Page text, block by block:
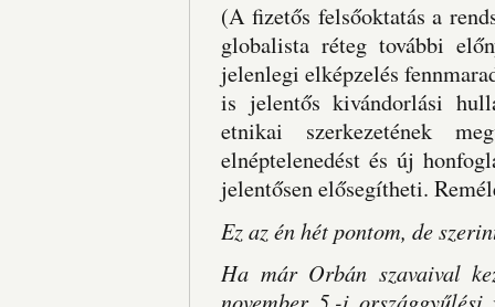
(A fizetős felsőoktatás a
globalista réteg további
jelenlegi elképzelés
is jelentős kivándorlási
etnikai szerkezetének
elnéptelenedést és új
jelentősen elősegítheti.
Ez az én hét pontom, de
Ha már Orbán szavaival